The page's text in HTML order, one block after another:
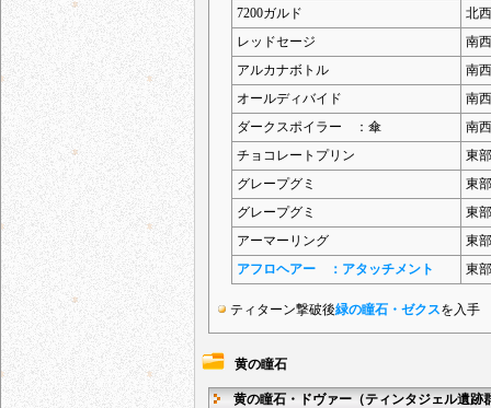
7200ガルド
北
レッドセージ
南
アルカナボトル
南
オールディバイド
南
ダークスポイラー ：傘
南
チョコレートプリン
東
グレープグミ
東
グレープグミ
東
アーマーリング
東
アフロヘアー ：アタッチメント
東
ティターン撃破後緑の瞳石・ゼクスを入手
黄の瞳石
黄の瞳石・ドヴァー（ティンタジェル遺跡